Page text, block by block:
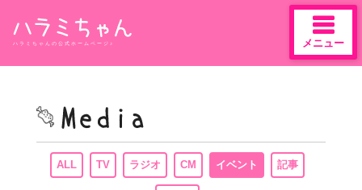
content
ハラミちゃんの公式ホームページ♪ メニュー
ALL TV ラジオ CM イベント 記事